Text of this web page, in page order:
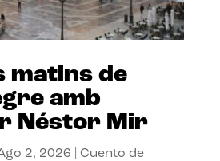
matins de
amb
Néstor Mir
2, 2026 |Cuento de